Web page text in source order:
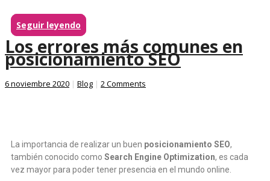
Seguir leyendo
Los errores más comunes en
posicionamiento SEO
6 noviembre 2020 | Blog | 2 Comments
La importancia de realizar un buen posicionamiento SEO,
también conocido como Search Engine Optimization, es cada
vez mayor para poder tener presencia en el mundo online.